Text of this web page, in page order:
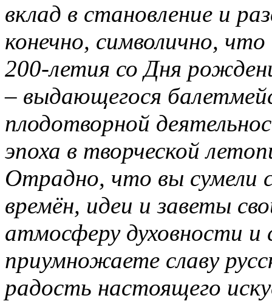
вклад в становление и
конечно, символично,
200-летия со Дня
– выдающегося
плодотворной
эпоха в творческой
Отрадно, что вы сумели
времён, идеи и заветы
атмосферу духовности и
приумножаете славу
радость настоящего